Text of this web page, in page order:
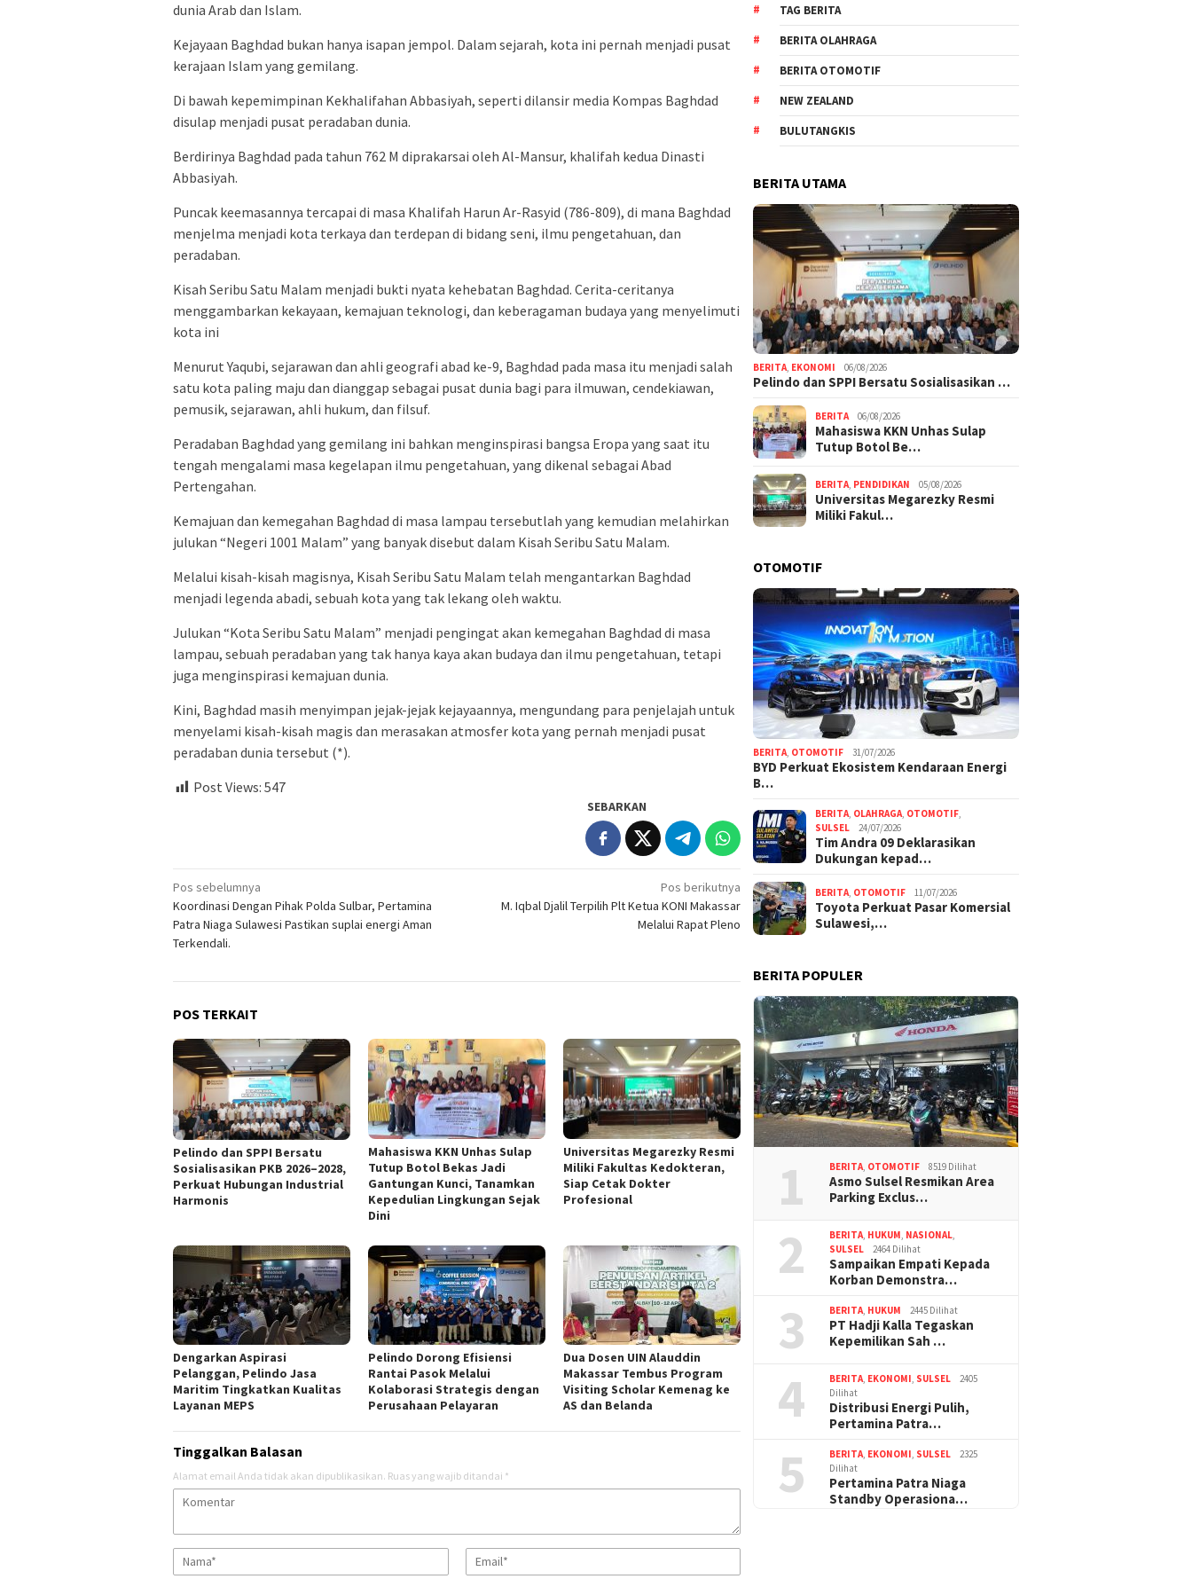
dunia Arab dan Islam.
Kejayaan Baghdad bukan hanya isapan jempol. Dalam sejarah, kota ini pernah menjadi pusat
kerajaan Islam yang gemilang.
Di bawah kepemimpinan Kekhalifahan Abbasiyah, seperti dilansir media Kompas Baghdad
disulap menjadi pusat peradaban dunia.
Berdirinya Baghdad pada tahun 762 M diprakarsai oleh Al-Mansur, khalifah kedua Dinasti
Abbasiyah.
Puncak keemasannya tercapai di masa Khalifah Harun Ar-Rasyid (786-809), di mana Baghdad
menjelma menjadi kota terkaya dan terdepan di bidang seni, ilmu pengetahuan, dan
peradaban.
Kisah Seribu Satu Malam menjadi bukti nyata kehebatan Baghdad. Cerita-ceritanya
menggambarkan kekayaan, kemajuan teknologi, dan keberagaman budaya yang menyelimuti
kota ini
Menurut Yaqubi, sejarawan dan ahli geografi abad ke-9, Baghdad pada masa itu menjadi salah
satu kota paling maju dan dianggap sebagai pusat dunia bagi para ilmuwan, cendekiawan,
pemusik, sejarawan, ahli hukum, dan filsuf.
Peradaban Baghdad yang gemilang ini bahkan menginspirasi bangsa Eropa yang saat itu
tengah mengalami masa kegelapan ilmu pengetahuan, yang dikenal sebagai Abad
Pertengahan.
Kemajuan dan kemegahan Baghdad di masa lampau tersebutlah yang kemudian melahirkan
julukan “Negeri 1001 Malam” yang banyak disebut dalam Kisah Seribu Satu Malam.
Melalui kisah-kisah magisnya, Kisah Seribu Satu Malam telah mengantarkan Baghdad
menjadi legenda abadi, sebuah kota yang tak lekang oleh waktu.
Julukan “Kota Seribu Satu Malam” menjadi pengingat akan kemegahan Baghdad di masa
lampau, sebuah peradaban yang tak hanya kaya akan budaya dan ilmu pengetahuan, tetapi
juga menginspirasi kemajuan dunia.
Kini, Baghdad masih menyimpan jejak-jejak kejayaannya, mengundang para penjelajah untuk
menyelami kisah-kisah magis dan merasakan atmosfer kota yang pernah menjadi pusat
peradaban dunia tersebut (*).
Post Views: 547
SEBARKAN
Navigasi
pos
Pos sebelumnya
Koordinasi Dengan Pihak Polda Sulbar, Pertamina
Patra Niaga Sulawesi Pastikan suplai energi Aman
Terkendali.
Pos berikutnya
M. Iqbal Djalil Terpilih Plt Ketua KONI Makassar
Melalui Rapat Pleno
POS TERKAIT
Pelindo dan SPPI Bersatu
Sosialisasikan PKB 2026–2028,
Perkuat Hubungan Industrial
Harmonis
Mahasiswa KKN Unhas Sulap
Tutup Botol Bekas Jadi
Gantungan Kunci, Tanamkan
Kepedulian Lingkungan Sejak
Dini
Universitas Megarezky Resmi
Miliki Fakultas Kedokteran,
Siap Cetak Dokter
Profesional
Dengarkan Aspirasi
Pelanggan, Pelindo Jasa
Maritim Tingkatkan Kualitas
Layanan MEPS
Pelindo Dorong Efisiensi
Rantai Pasok Melalui
Kolaborasi Strategis dengan
Perusahaan Pelayaran
Dua Dosen UIN Alauddin
Makassar Tembus Program
Visiting Scholar Kemenag ke
AS dan Belanda
Tinggalkan Balasan
Alamat email Anda tidak akan dipublikasikan. Ruas yang wajib ditandai *
TAG BERITA
BERITA OLAHRAGA
BERITA OTOMOTIF
NEW ZEALAND
BULUTANGKIS
BERITA UTAMA
BERITA, EKONOMI 06/08/2026
Pelindo dan SPPI Bersatu Sosialisasikan …
BERITA 06/08/2026
Mahasiswa KKN Unhas Sulap
Tutup Botol Be…
BERITA, PENDIDIKAN 05/08/2026
Universitas Megarezky Resmi
Miliki Fakul…
OTOMOTIF
BERITA, OTOMOTIF 31/07/2026
BYD Perkuat Ekosistem Kendaraan Energi
B…
BERITA, OLAHRAGA, OTOMOTIF,
SULSEL
24/07/2026
Tim Andra 09 Deklarasikan
Dukungan kepad…
BERITA, OTOMOTIF 11/07/2026
Toyota Perkuat Pasar Komersial
Sulawesi,…
BERITA POPULER
1 BERITA, OTOMOTIF 8519 Dilihat
Asmo Sulsel Resmikan Area
Parking Exclus…
2 BERITA, HUKUM, NASIONAL,
SULSEL
2464 Dilihat
Sampaikan Empati Kepada
Korban Demonstra…
3 BERITA, HUKUM 2445 Dilihat
PT Hadji Kalla Tegaskan
Kepemilikan Sah …
4 BERITA, EKONOMI, SULSEL
2405
Dilihat
Distribusi Energi Pulih,
Pertamina Patra…
5 BERITA, EKONOMI, SULSEL
2325
Dilihat
Pertamina Patra Niaga
Standby Operasiona…